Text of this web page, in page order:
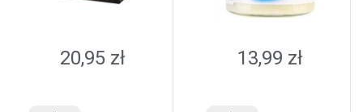
20,95 zł 13,99 zł